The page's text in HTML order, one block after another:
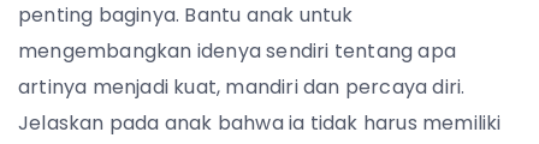
penting baginya. Bantu anak untuk
mengembangkan idenya sendiri tentang apa
artinya menjadi kuat, mandiri dan percaya diri.
Jelaskan pada anak bahwa ia tidak harus memiliki